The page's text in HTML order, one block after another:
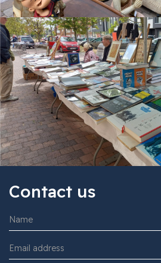
Contact us